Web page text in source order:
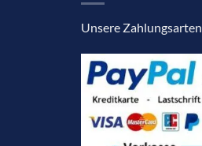
Unsere Zahlungsarten